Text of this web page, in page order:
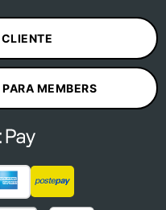
MEMBERS